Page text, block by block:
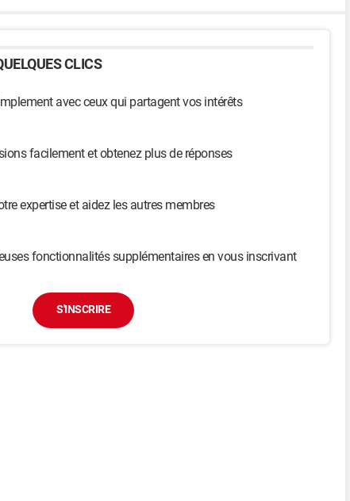
CLICS
avec ceux qui partagent vos intérêts
facilement et obtenez plus de réponses
expertise et aidez les autres membres
fonctionnalités supplémentaires en vous inscrivant
S'INSCRIRE